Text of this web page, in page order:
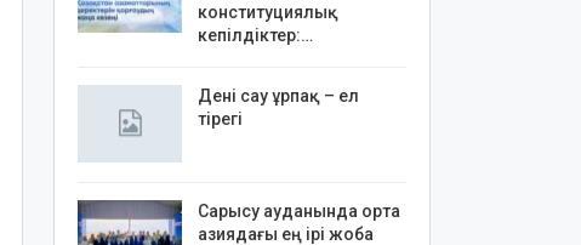
конституциялық
кепілдіктер:…
Дені сау ұрпақ – ел
тірегі
Сарысу ауданында орта
азиядағы ең ірі жоба